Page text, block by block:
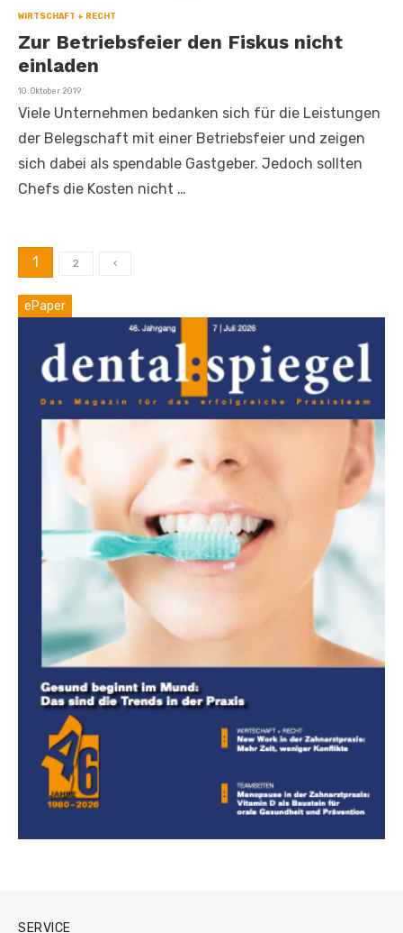
WIRTSCHAFT + RECHT
Zur Betriebsfeier den Fiskus nicht
einladen
Veröffentlicht
10. Oktober 2019
Viele Unternehmen bedanken sich für die Leistungen
der Belegschaft mit einer Betriebsfeier und zeigen
sich dabei als spendable Gastgeber. Jedoch sollten
Chefs die Kosten nicht …
Seitennummerierung
Beiträge
1 2 ‹
ePaper
SERVICE